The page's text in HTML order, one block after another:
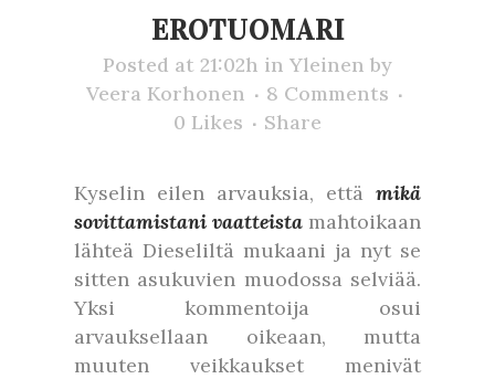
EROTUOMARI
Posted at 21:02h in Yleinen by
Veera Korhonen
8 Comments
0 Likes Share
Kyselin eilen arvauksia, että mikä
sovittamistani vaatteista mahtoikaan
lähteä Dieseliltä mukaani ja nyt se
sitten asukuvien muodossa selviää.
Yksi kommentoija osui
arvauksellaan oikeaan, mutta
muuten veikkaukset menivät